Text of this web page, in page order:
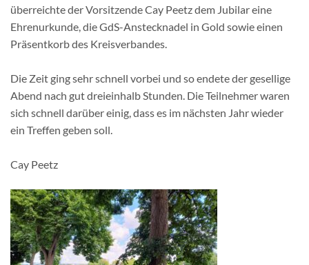
überreichte der Vorsitzende Cay Peetz dem Jubilar eine
Ehrenurkunde, die GdS-Anstecknadel in Gold sowie einen
Präsentkorb des Kreisverbandes.
Die Zeit ging sehr schnell vorbei und so endete der gesellige
Abend nach gut dreieinhalb Stunden. Die Teilnehmer waren
sich schnell darüber einig, dass es im nächsten Jahr wieder
ein Treffen geben soll.
Cay Peetz